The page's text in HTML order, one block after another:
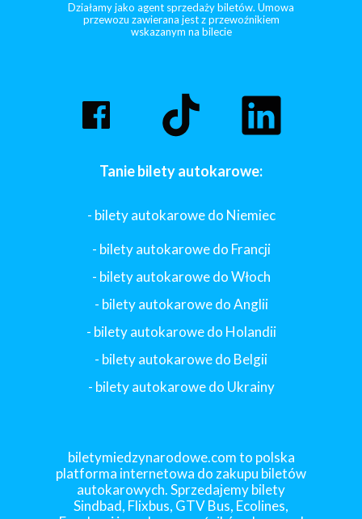
biletymiedzynarodowe.com to polska
platforma internetowa do zakupu biletów
autokarowych. Sprzedajemy bilety
Sindbad, Flixbus, GTV Bus, Ecolines,
Tanie bilety autokarowe:
- bilety autokarowe do Niemiec
- bilety autokarowe do Francji
- bilety autokarowe do Włoch
- bilety autokarowe do Anglii
- bilety autokarowe do Holandii
- bilety autokarowe do Belgii
- bilety autokarowe do Ukrainy
Działamy jako agent sprzedaży biletów. Umowa
przewozu zawierana jest z przewoźnikiem
wskazanym na bilecie